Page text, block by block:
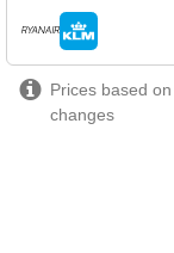
lentoyhtiöt
Prices based
changes